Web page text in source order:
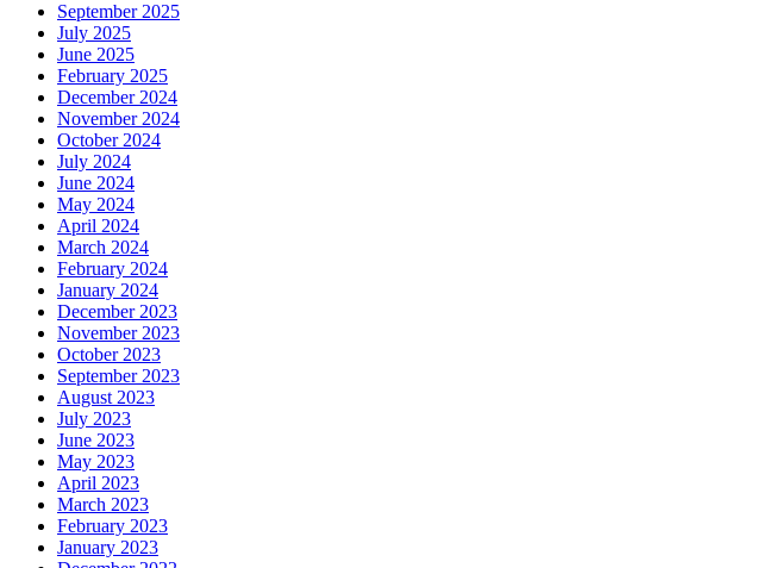
September 2025
July 2025
June 2025
February 2025
December 2024
November 2024
October 2024
July 2024
June 2024
May 2024
April 2024
March 2024
February 2024
January 2024
December 2023
November 2023
October 2023
September 2023
August 2023
July 2023
June 2023
May 2023
April 2023
March 2023
February 2023
January 2023